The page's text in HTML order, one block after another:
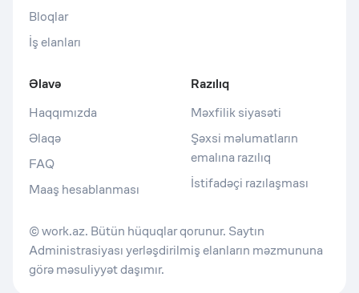
Bloqlar
İş elanları
Əlavə
Haqqımızda
Əlaqə
FAQ
Maaş hesablanması
Razılıq
Məxfilik siyasəti
Şəxsi məlumatların
emalına razılıq
İstifadəçi razılaşması
© work.az. Bütün hüquqlar qorunur. Saytın
Administrasiyası yerləşdirilmiş elanların məzmununa
görə məsuliyyət daşımır.